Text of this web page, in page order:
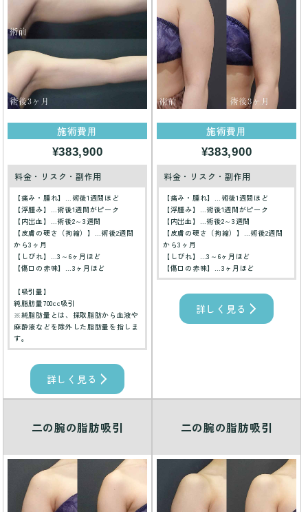
施術費用
¥383,900
料金・リスク・副作用
【痛み・腫れ】…術後1週間ほど
【浮腫み】…術後1週間がピーク
【内出血】…術後2～3週間
【皮膚の硬さ（拘縮）】…術後2週間
から3ヶ月
【しびれ】…3～6ヶ月ほど
【傷口の赤味】…3ヶ月ほど
【吸引量】
純脂肪量700cc吸引
※純脂肪量とは、採取脂肪から血液や
麻酔液などを除外した脂肪量を指しま
す。
詳しく見る
施術費用
¥383,900
料金・リスク・副作用
【痛み・腫れ】…術後1週間ほど
【浮腫み】…術後1週間がピーク
【内出血】…術後2～3週間
【皮膚の硬さ（拘縮）】…術後2週間
から3ヶ月
【しびれ】…3～6ヶ月ほど
【傷口の赤味】…3ヶ月ほど
詳しく見る
二の腕の脂肪吸引 二の腕の脂肪吸引